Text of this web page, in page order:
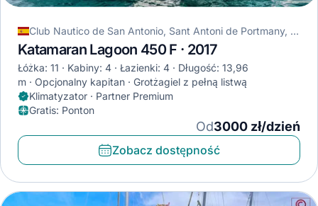
Club Nautico de San Antonio, Sant Antoni de Portmany, Hiszpania
Katamaran Lagoon 450 F · 2017
Łóżka: 11 Kabiny: 4 Łazienki: 4
Długość: 13,96
m
Opcjonalny kapitan
Grotżagiel z pełną listwą
Klimatyzator · Partner Premium
Gratis: Ponton
Od3000 zł/dzień
Zobacz dostępność